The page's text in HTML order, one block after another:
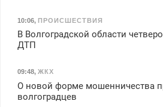
10:06, ПРОИСШЕСТВИЯ
В Волгоградской области
ДТП
09:48, ЖКХ
О новой форме мошенничества
волгоградцев